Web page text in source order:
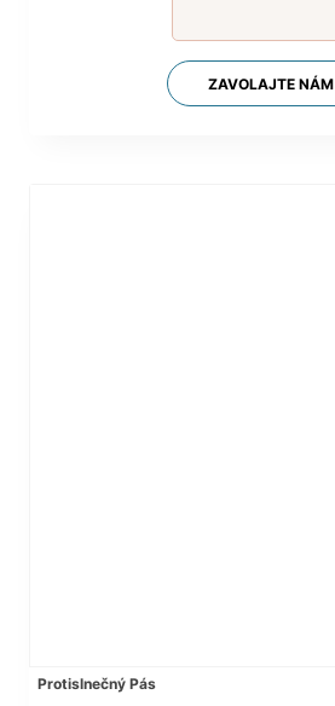
ZAVOLAJTE NÁM
Protislnečný Pás